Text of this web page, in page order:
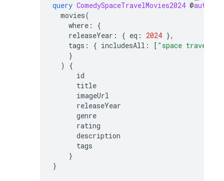
query ComedySpaceTravelMovies2024 @auth
movies(
where :
{
releaseYear : { eq : 2024 },
tags : { includesAll : [ "space travel"
}
)
{
id
title
imageUrl
releaseYear
genre
rating
description
tags
}
}